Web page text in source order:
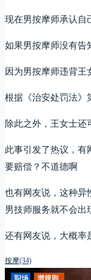
现在男按摩师承认自
如果男按摩师没有告
因为男按摩师违背王
根据《治安处罚法》
除此之外，王女士还
此事引发了热议，有
要赔偿？不道德啊
也有网友说，这种异
男技师服务就不会出
还有网友说，大概率
按摩(34)